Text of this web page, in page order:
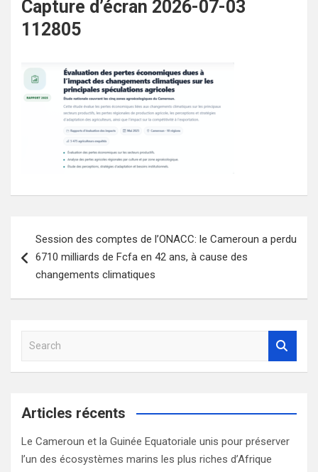
Capture d’écran 2026-07-03
112805
de
l’article
Session des comptes de l’ONACC: le Cameroun a perdu
6710 milliards de Fcfa en 42 ans, à cause des
changements climatiques
a
c
Articles récents
Le Cameroun et la Guinée Equatoriale unis pour préserver
l’un des écosystèmes marins les plus riches d’Afrique